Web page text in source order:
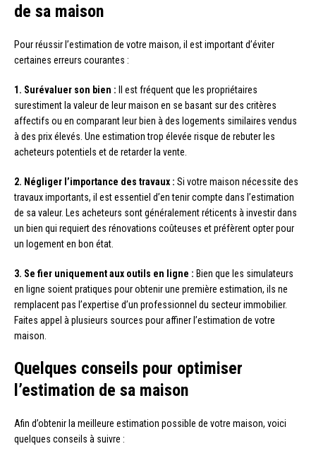
de sa maison
Pour réussir l’estimation de votre maison, il est important d’éviter
certaines erreurs courantes :
1. Surévaluer son bien : Il est fréquent que les propriétaires
surestiment la valeur de leur maison en se basant sur des critères
affectifs ou en comparant leur bien à des logements similaires vendus
à des prix élevés. Une estimation trop élevée risque de rebuter les
acheteurs potentiels et de retarder la vente.
2. Négliger l’importance des travaux : Si votre maison nécessite des
travaux importants, il est essentiel d’en tenir compte dans l’estimation
de sa valeur. Les acheteurs sont généralement réticents à investir dans
un bien qui requiert des rénovations coûteuses et préfèrent opter pour
un logement en bon état.
3. Se fier uniquement aux outils en ligne : Bien que les simulateurs
en ligne soient pratiques pour obtenir une première estimation, ils ne
remplacent pas l’expertise d’un professionnel du secteur immobilier.
Faites appel à plusieurs sources pour affiner l’estimation de votre
maison.
Quelques conseils pour optimiser
l’estimation de sa maison
Afin d’obtenir la meilleure estimation possible de votre maison, voici
quelques conseils à suivre :